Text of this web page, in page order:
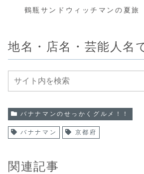
鶴瓶サンドウィッチマンの夏旅
地名・店名・芸能人名
バナナマンのせっかくグルメ！！
バナナマン 京都府
関連記事